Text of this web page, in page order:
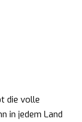
die volle
in jedem Land